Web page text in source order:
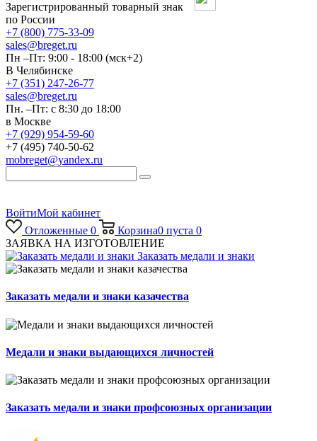
Зарегистрированный товарный знак
по России
+7 (800) 775-33-09
sales@breget.ru
Пн –Пт: 9:00 - 18:00 (мск+2)
В Челябинске
+7 (351) 247-26-77
sales@breget.ru
Пн. –Пт: с 8:30 до 18:00
в Москве
+7 (929) 954-59-60
+7 (495) 740-50-62
mobreget@yandex.ru
ВойтиМой кабинет
Отложенные 0 Корзина0 пуста 0
ЗАЯВКА НА ИЗГОТОВЛЕНИЕ
Заказать медали и знаки
Заказать медали и знаки казачества
Медали и знаки выдающихся личностей
Заказать медали и знаки профсоюзных организации